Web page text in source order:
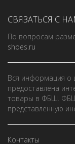
СВЯЗАТЬСЯ С
По вопросам
shoes.ru
Вся информация о
предоставлена
товары в ФБШ. ФБШ
представленную
Контакты